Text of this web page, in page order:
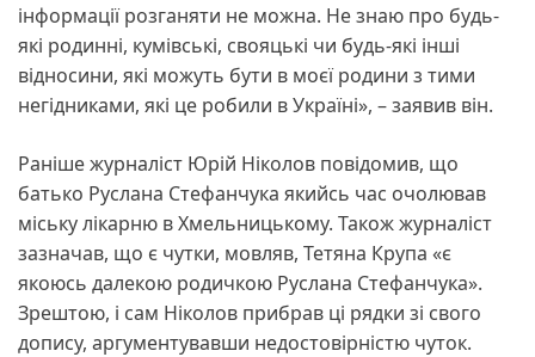
інформації розганяти не можна. Не знаю про будь-
які родинні, кумівські, свояцькі чи будь-які інші
відносини, які можуть бути в моєї родини з тими
негідниками, які це робили в Україні», – заявив він.
Раніше журналіст Юрій Ніколов повідомив, що
батько Руслана Стефанчука якийсь час очолював
міську лікарню в Хмельницькому. Також журналіст
зазначав, що є чутки, мовляв, Тетяна Крупа «є
якоюсь далекою родичкою Руслана Стефанчука».
Зрештою, і сам Ніколов прибрав ці рядки зі свого
допису, аргументувавши недостовірністю чуток.